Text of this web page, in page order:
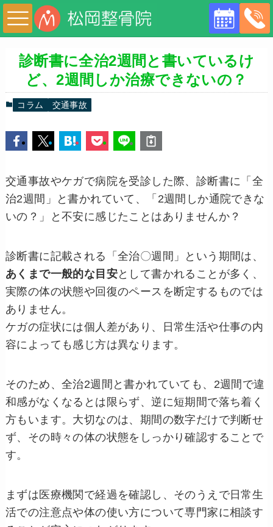
診断書に全治2週間と書いているけ
ど、2週間しか治療できないの？
コラム 交通事故
交通事故やケガで病院を受診した際、診断書に「全
治2週間」と書かれていて、「2週間しか通院できな
いの？」と不安に感じたことはありませんか？
診断書に記載される「全治〇週間」という期間は、
あくまで一般的な目安として書かれることが多く、
実際の体の状態や回復のペースを断定するものでは
ありません。
ケガの症状には個人差があり、日常生活や仕事の内
容によっても感じ方は異なります。
そのため、全治2週間と書かれていても、2週間で違
和感がなくなるとは限らず、逆に短期間で落ち着く
方もいます。大切なのは、期間の数字だけで判断せ
ず、その時々の体の状態をしっかり確認することで
す。
まずは医療機関で経過を確認し、そのうえで日常生
活での注意点や体の使い方について専門家に相談す